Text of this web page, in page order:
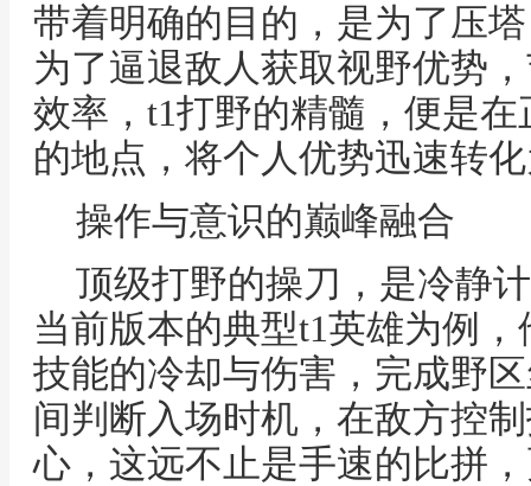
带着明确的目的，是为了压
为了逼退敌人获取视野优势
效率，t1打野的精髓，便是
的地点，将个人优势迅速转
操作与意识的巅峰融合
顶级打野的操刀，是冷静
当前版本的典型t1英雄为例
技能的冷却与伤害，完成野
间判断入场时机，在敌方控
心，这远不止是手速的比拼